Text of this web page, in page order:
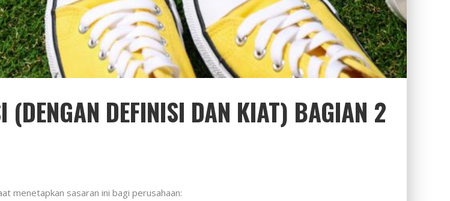
(DENGAN DEFINISI DAN KIAT) BAGIAN 2
menetapkan sasaran ini bagi perusahaan: